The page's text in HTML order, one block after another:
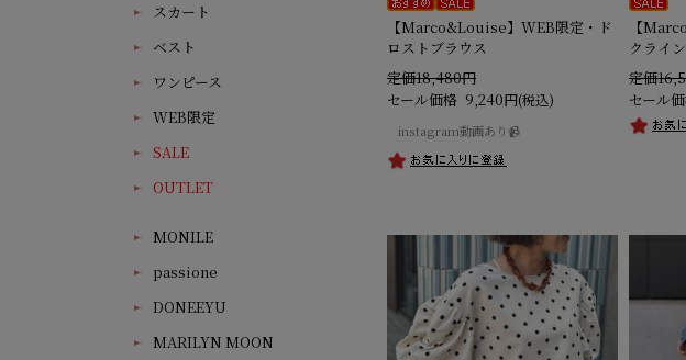
スカート
ベスト
ワンピース
WEB限定
SALE
OUTLET
MONILE
passione
DONEEYU
MARILYN MOON
【Marco&Louise】WEB限定・ド
ロストブラウス
定価18,480円
セール価格 9,240円(税込)
instagram動画あり📹
【
クライ
定価
セール